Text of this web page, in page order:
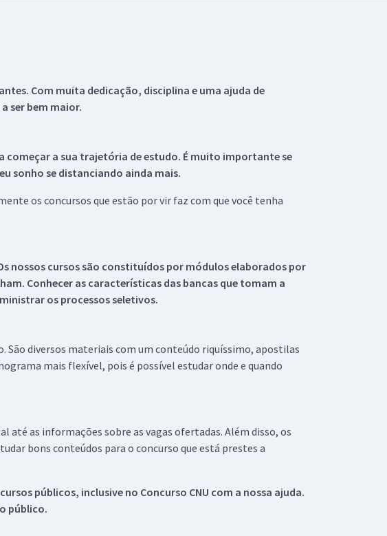
Com muita dedicação, disciplina e uma ajuda de
ser bem maior.
começar a sua trajetória de estudo. É muito importante se
sonho se distanciando ainda mais.
os concursos que estão por vir faz com que você tenha
nossos cursos são constituídos por módulos elaborados por
Conhecer as características das bancas que tomam a
os processos seletivos.
São diversos materiais com um conteúdo riquíssimo, apostilas
mais flexível, pois é possível estudar onde e quando
até as informações sobre as vagas ofertadas. Além disso, os
bons conteúdos para o concurso que está prestes a
públicos, inclusive no Concurso CNU com a nossa ajuda.
público.